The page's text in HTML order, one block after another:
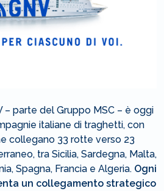
– parte del Gruppo MSC – è oggi
italiane di traghetti, con
collegano 33 rotte verso 23
tra Sicilia, Sardegna, Malta,
Spagna, Francia e Algeria. Ogni
un collegamento strategico